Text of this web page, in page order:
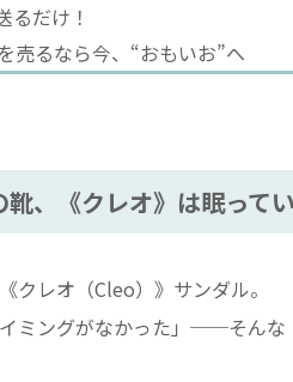
るだけ！
売るなら今、“おもいお”へ
、《クレオ》は眠って
クレオ（Cleo）》サンダル。
ミングがなかった」──そん